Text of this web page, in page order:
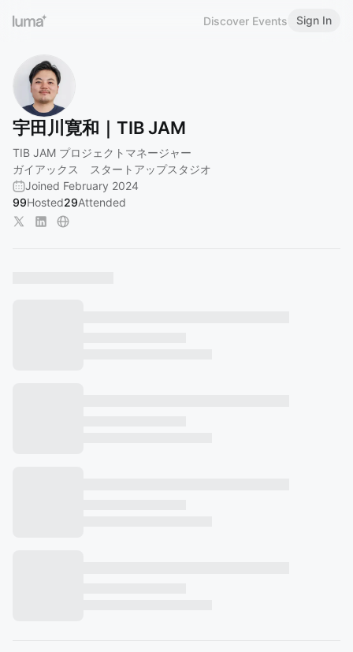
Discover Events Sign In
宇田川寛和｜TIB JAM
TIB JAM プロジェクトマネージャー
ガイアックス スタートアップスタジオ
Joined February 2024
99Hosted29Attended